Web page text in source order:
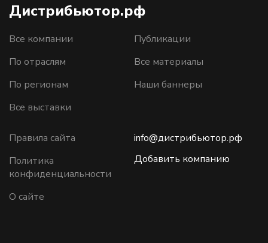
Дистрибьютор.рф
Все компании
По отраслям
По регионам
Все выставки
Публикации
Все материалы
Наши баннеры
Правила сайта
Политика
конфиденциальности
О сайте
info@дистрибьютор.рф
Добавить компанию